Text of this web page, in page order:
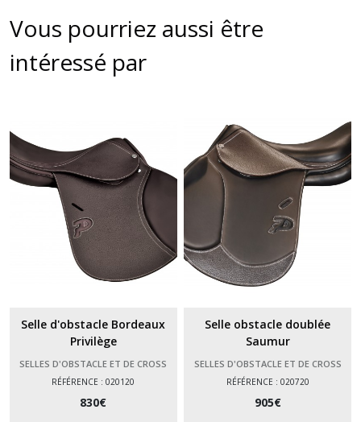
Vous pourriez aussi être
intéressé par
Selle d'obstacle Bordeaux
Privilège
SELLES D'OBSTACLE ET DE CROSS
RÉFÉRENCE : 020120
830€
Selle obstacle doublée
Saumur
SELLES D'OBSTACLE ET DE CROSS
RÉFÉRENCE : 020720
905€